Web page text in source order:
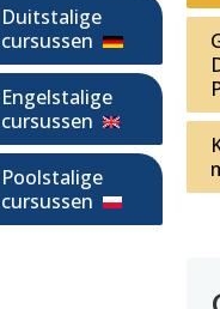
Duitstalige
cursussen
Engelstalige
cursussen
Poolstalige
cursussen